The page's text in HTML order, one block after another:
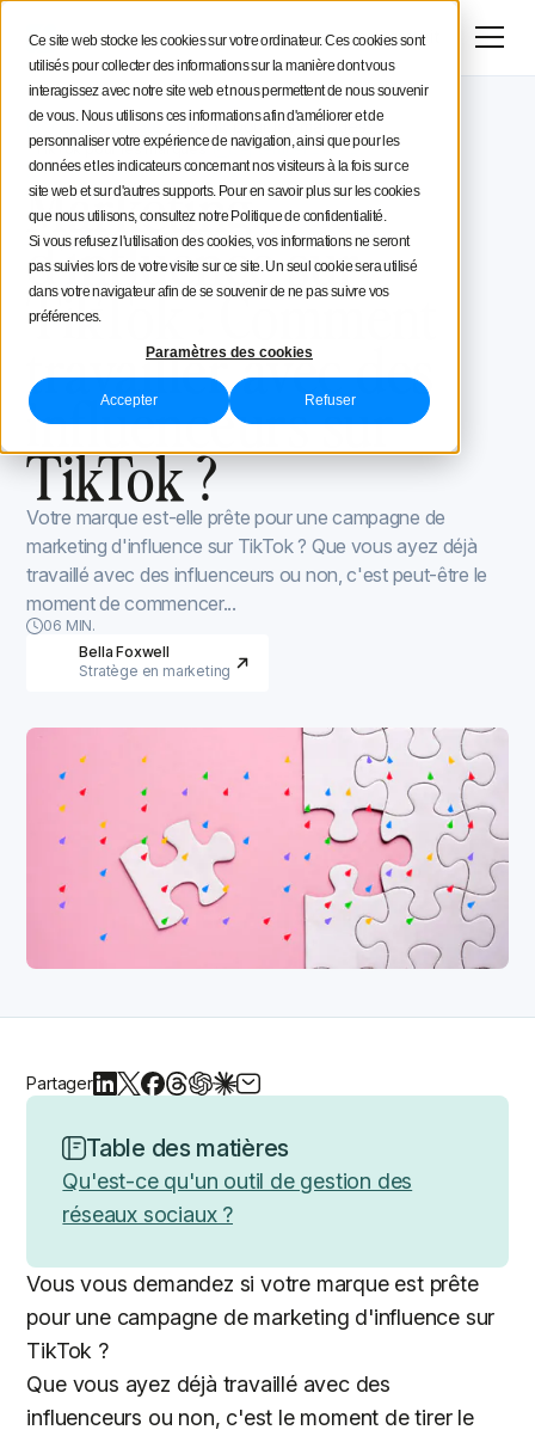
Ce site web stocke les cookies sur votre ordinateur. Ces cookies sont
utilisés pour collecter des informations sur la manière dont vous
interagissez avec notre site web et nous permettent de nous souvenir
de vous. Nous utilisons ces informations afin d'améliorer et de
personnaliser votre expérience de navigation, ainsi que pour les
données et les indicateurs concernant nos visiteurs à la fois sur ce
site web et sur d'autres supports. Pour en savoir plus sur les cookies
que nous utilisons, consultez notre Politique de confidentialité.
Si vous refusez l'utilisation des cookies, vos informations ne seront
pas suivies lors de votre visite sur ce site. Un seul cookie sera utilisé
dans votre navigateur afin de se souvenir de ne pas suivre vos
préférences.
Paramètres des cookies
Accepter Refuser
Essai gratuit
Menu
Stratégie social media
Conseils aux créateurs
Iconosquare
Blog Iconosquare TikTok pour les marques
TikTok pour les marques
September 21, 2020
Mis à jour leJanuary 21, 2022
Marketing
d'influence sur
TikTok : Comment
travailler avec des
influenceurs sur
TikTok ?
Votre marque est-elle prête pour une campagne de
marketing d'influence sur TikTok ? Que vous ayez déjà
travaillé avec des influenceurs ou non, c'est peut-être le
moment de commencer...
06 MIN.
Bella Foxwell
Stratège en marketing
Partager
Table des matières
Qu'est-ce qu'un outil de gestion des
réseaux sociaux ?
Vous vous demandez si votre marque est prête
pour une campagne de marketing d'influence sur
TikTok ?
Que vous ayez déjà travaillé avec des
influenceurs ou non, c'est le moment de tirer le